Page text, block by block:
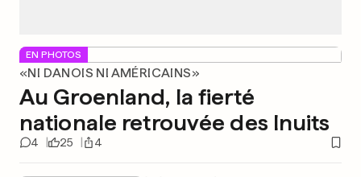
EN PHOTOS
«NI DANOIS NI AMÉRICAINS»
Au Groenland, la fierté
nationale retrouvée des Inuits
4 25 4